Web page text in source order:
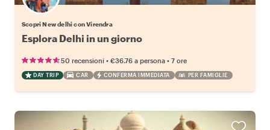
Scopri New delhi con Virendra
Esplora Delhi in un giorno
50 recensioni • €36.76 a persona • 7 ore
DAY TRIP CAR CONFERMA IMMEDIATA PER FAMIGLIE